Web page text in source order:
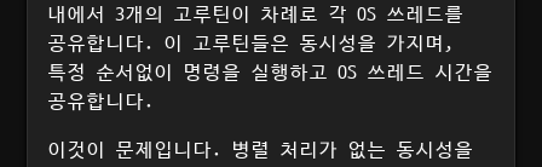
내에서 3개의 고루틴이 차례로 각 OS 쓰레드를
공유합니다. 이 고루틴들은 동시성을 가지며,
특정 순서없이 명령을 실행하고 OS 쓰레드 시간을
공유합니다.
이것이 문제입니다. 병렬 처리가 없는 동시성을